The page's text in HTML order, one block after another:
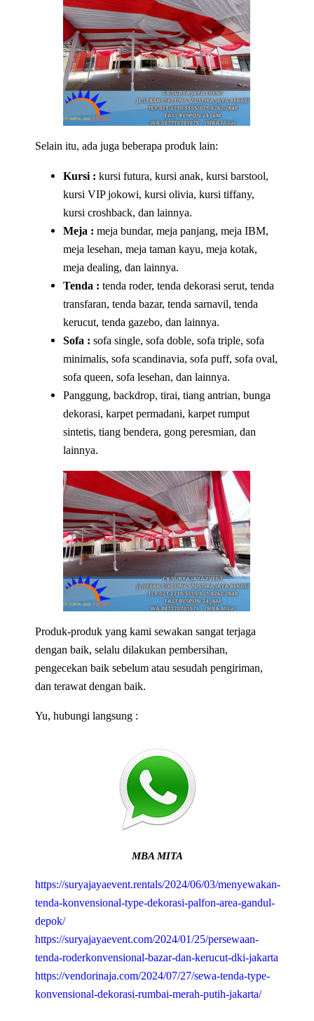
Selain itu, ada juga beberapa produk lain:
Kursi : kursi futura, kursi anak, kursi barstool,
kursi VIP jokowi, kursi olivia, kursi tiffany,
kursi croshback, dan lainnya.
Meja : meja bundar, meja panjang, meja IBM,
meja lesehan, meja taman kayu, meja kotak,
meja dealing, dan lainnya.
Tenda : tenda roder, tenda dekorasi serut, tenda
transfaran, tenda bazar, tenda sarnavil, tenda
kerucut, tenda gazebo, dan lainnya.
Sofa : sofa single, sofa doble, sofa triple, sofa
minimalis, sofa scandinavia, sofa puff, sofa oval,
sofa queen, sofa lesehan, dan lainnya.
Panggung, backdrop, tirai, tiang antrian, bunga
dekorasi, karpet permadani, karpet rumput
sintetis, tiang bendera, gong peresmian, dan
lainnya.
Produk-produk yang kami sewakan sangat terjaga
dengan baik, selalu dilakukan pembersihan,
pengecekan baik sebelum atau sesudah pengiriman,
dan terawat dengan baik.
Yu, hubungi langsung :
MBA MITA
https://suryajayaevent.rentals/2024/06/03/menyewakan-
tenda-konvensional-type-dekorasi-palfon-area-gandul-
depok/
https://suryajayaevent.com/2024/01/25/persewaan-
tenda-roderkonvensional-bazar-dan-kerucut-dki-jakarta
https://vendorinaja.com/2024/07/27/sewa-tenda-type-
konvensional-dekorasi-rumbai-merah-putih-jakarta/